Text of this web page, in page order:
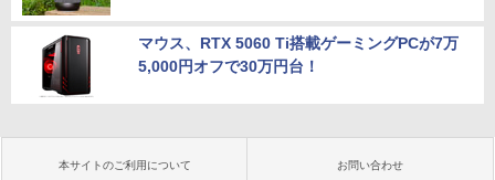
マウス、RTX 5060 Ti搭載ゲーミングPCが7万
5,000円オフで30万円台！
本サイトのご利用について お問い合わせ